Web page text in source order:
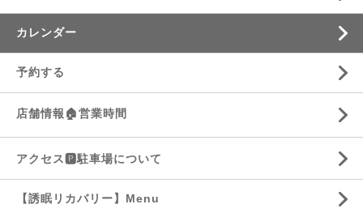
カレンダー
予約する
店舗情報🏠営業時間
アクセス🅿️駐車場について
【誘眠リカバリー】Menu